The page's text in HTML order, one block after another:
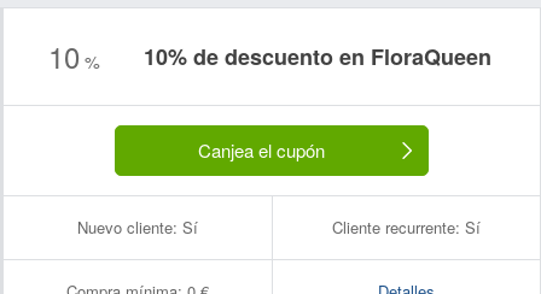
10 % 10% de descuento en FloraQueen
Canjea el cupón
Nuevo cliente: Sí Cliente recurrente: Sí